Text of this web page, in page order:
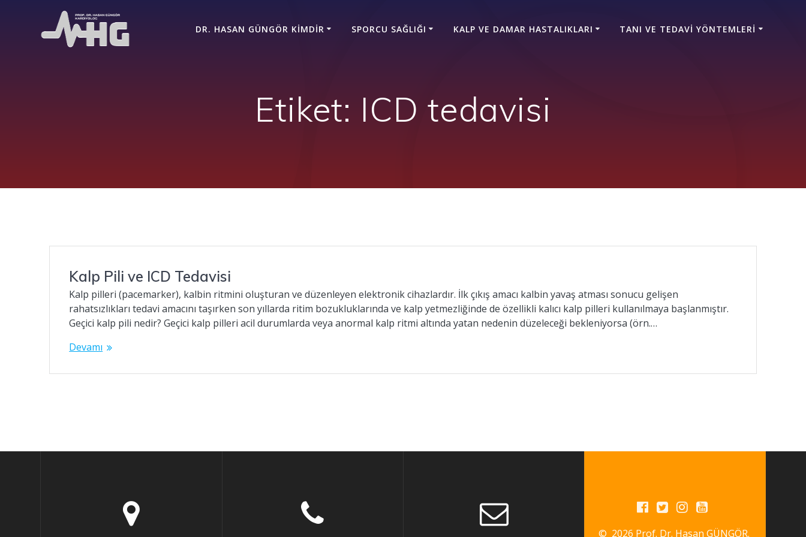
DR. HASAN GÜNGÖR KIMDIR SPORCU SAĞLIĞI KALP VE DAMAR HASTALIKLARI TANI VE TEDAVI YÖNTEMLERI
Etiket: ICD tedavisi
Kalp Pili ve ICD Tedavisi
Kalp pilleri (pacemarker), kalbin ritmini oluşturan ve düzenleyen elektronik cihazlardır. İlk çıkış amacı kalbin yavaş atması sonucu gelişen
rahatsızlıkları tedavi amacını taşırken son yıllarda ritim bozukluklarında ve kalp yetmezliğinde de özellikli kalıcı kalp pilleri kullanılmaya başlanmıştır.
Geçici kalp pili nedir? Geçici kalp pilleri acil durumlarda veya anormal kalp ritmi altında yatan nedenin düzeleceği bekleniyorsa (örn.…
Devamı
© 2026 Prof. Dr. Hasan GÜNGÖR.